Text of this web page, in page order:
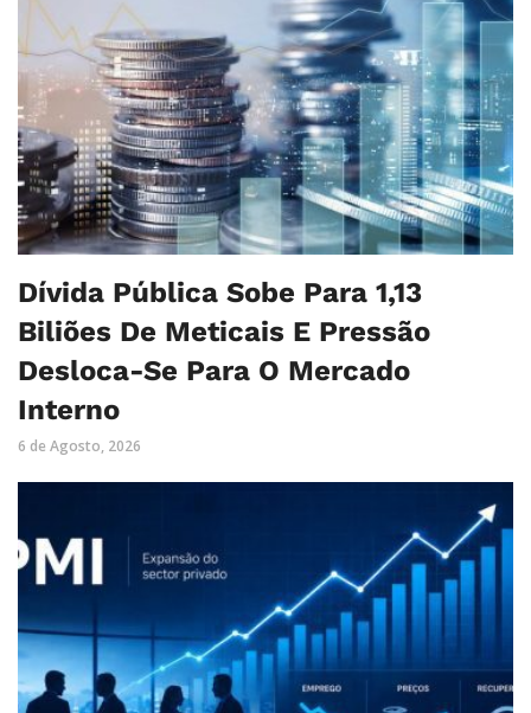
Dívida Pública Sobe Para 1,13
Biliões De Meticais E Pressão
Desloca-Se Para O Mercado
Interno
6 de Agosto, 2026